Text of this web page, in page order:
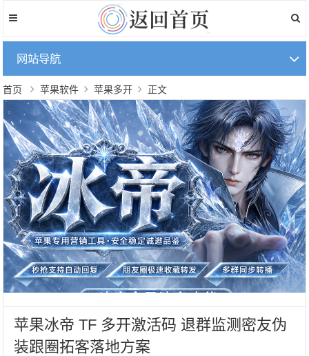
网站导航
首页 苹果软件 苹果多开 正文
苹果冰帝 TF 多开激活码 退群监测密友伪
装跟圈拓客落地方案